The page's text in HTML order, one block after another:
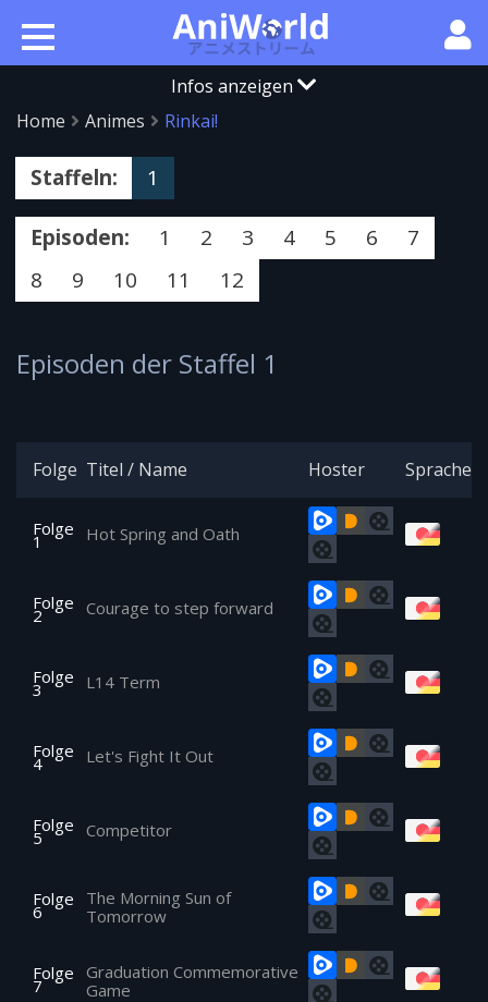
Infos anzeigen
Home
Animes Rinkai!
Staffeln: 1
Episoden: 1 2 3 4 5 6
7
8
9 10 11 12
Episoden der Staffel 1
Folge Titel / Name Hoster Sprache
Folge
1 Hot Spring and Oath
Folge
2 Courage to step forward
Folge
3 L14 Term
Folge
4 Let's Fight It Out
Folge
5 Competitor
Folge
6
The Morning Sun of
Tomorrow
Folge
7
Graduation Commemorative
Game